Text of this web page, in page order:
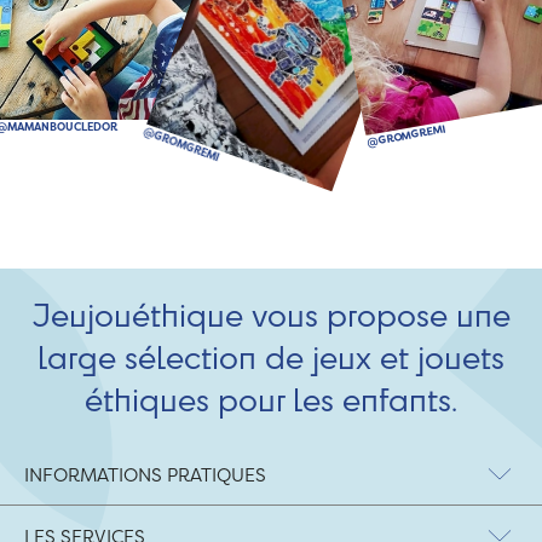
Jeujouéthique vous propose une
large sélection de jeux et jouets
éthiques pour les enfants.
INFORMATIONS PRATIQUES
LES SERVICES